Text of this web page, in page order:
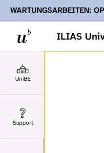
ILIAS
WARTUNGSARBEITEN:
Ihnen Podcasts,
UniBE
Support